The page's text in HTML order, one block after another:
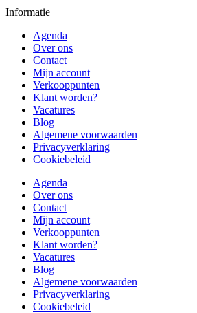
Informatie
Agenda
Over ons
Contact
Mijn account
Verkooppunten
Klant worden?
Vacatures
Blog
Algemene voorwaarden
Privacyverklaring
Cookiebeleid
Agenda
Over ons
Contact
Mijn account
Verkooppunten
Klant worden?
Vacatures
Blog
Algemene voorwaarden
Privacyverklaring
Cookiebeleid